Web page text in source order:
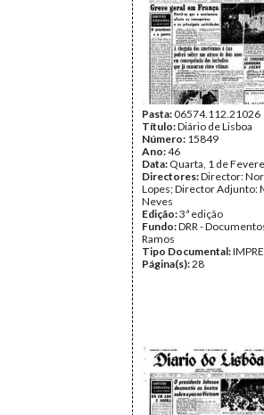
Pasta:06574.112.21026
Título:Diário de Lisboa
Número: 15849
Ano:46
Data: Quarta, 1 de
Directores:Director:
Lopes; Director Adjunto:
Neves
Edição:3ª edição
Fundo:DRR -
Ramos
Tipo Documental:
Página(s):28